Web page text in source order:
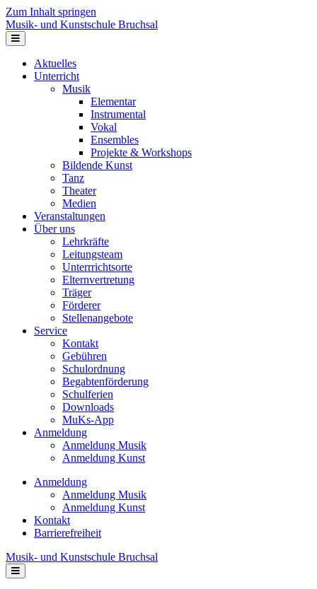
Zum Inhalt springen
Musik- und Kunstschule Bruchsal
Navigation
Aktuelles
Unterricht
Musik
Elementar
Instrumental
Vokal
Ensembles
Projekte & Workshops
Bildende Kunst
Tanz
Theater
Medien
Veranstaltungen
Über uns
Lehrkräfte
Leitungsteam
Unterrrichtsorte
Elternvertretung
Träger
Förderer
Stellenangebote
Service
Kontakt
Gebühren
Schulordnung
Begabtenförderung
Schulferien
Downloads
MuKs-App
Anmeldung
Anmeldung Musik
Anmeldung Kunst
Anmeldung
Anmeldung Musik
Anmeldung Kunst
Kontakt
Barrierefreiheit
Musik- und Kunstschule Bruchsal
Navigation